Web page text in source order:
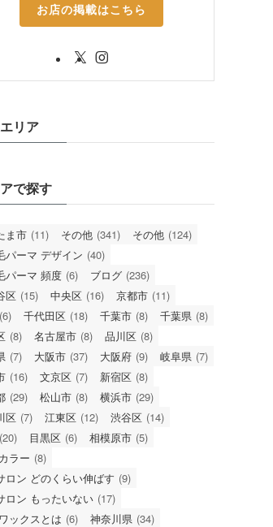
お店の掲載はこちら
リア
で探す
ま市 (11) その他 (341) その他 (124)
パーマ デザイン (40)
パーマ 頻度 (6) ブログ (236)
区 (15) 中央区 (16) 京都市 (11)
(6) 千代田区 (18) 千葉市 (8) 千葉県 (8)
(8) 名古屋市 (8) 品川区 (8)
(7) 大阪市 (37) 大阪府 (9) 岐阜県 (7)
(16) 文京区 (7) 新宿区 (8)
(29) 松山市 (8) 横浜市 (29)
区 (7) 江東区 (12) 渋谷区 (14)
(20) 目黒区 (6) 相模原市 (5)
ラー (8)
ロン どのくらい伸ばす (9)
ロン もったいない (17)
ックスとは (6) 神奈川県 (34)